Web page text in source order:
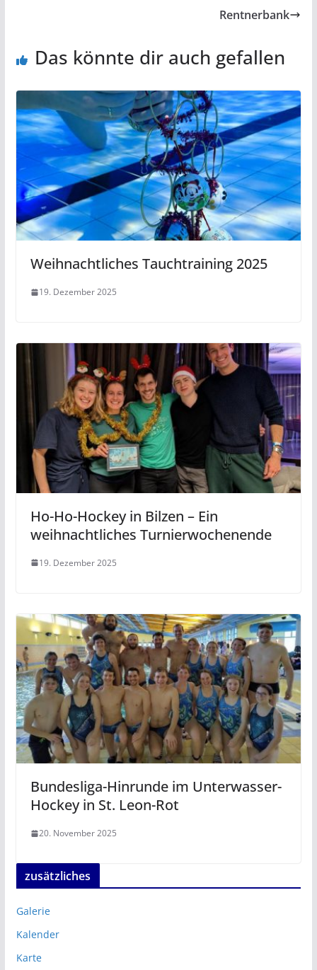
Rentnerbank
Das könnte dir auch gefallen
Weihnachtliches Tauchtraining 2025
19. Dezember 2025
Ho-Ho-Hockey in Bilzen – Ein
weihnachtliches Turnierwochenende
19. Dezember 2025
Bundesliga-Hinrunde im Unterwasser-
Hockey in St. Leon-Rot
20. November 2025
zusätzliches
Galerie
Kalender
Karte